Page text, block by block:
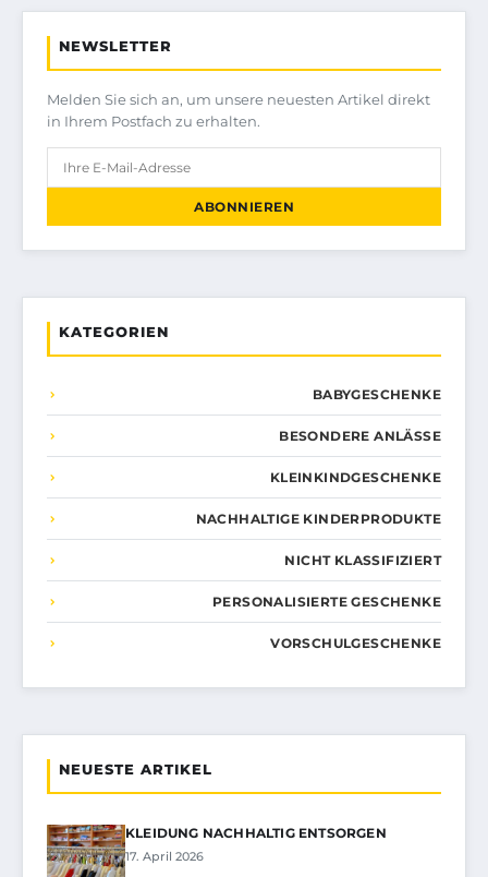
NEWSLETTER
Melden Sie sich an, um unsere neuesten Artikel direkt
in Ihrem Postfach zu erhalten.
ABONNIEREN
KATEGORIEN
BABYGESCHENKE
BESONDERE ANLÄSSE
KLEINKINDGESCHENKE
NACHHALTIGE KINDERPRODUKTE
NICHT KLASSIFIZIERT
PERSONALISIERTE GESCHENKE
VORSCHULGESCHENKE
NEUESTE ARTIKEL
KLEIDUNG NACHHALTIG ENTSORGEN
17. April 2026